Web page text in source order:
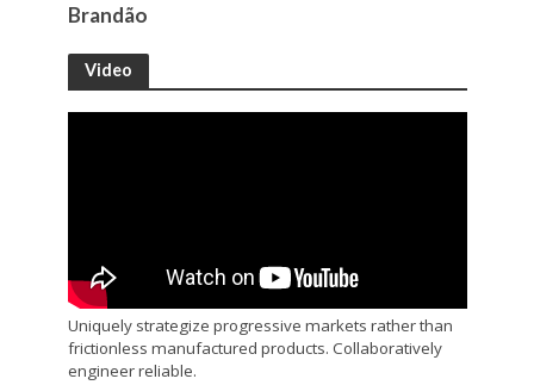
Brandão
Video
Uniquely strategize progressive markets rather than
frictionless manufactured products. Collaboratively
engineer reliable.